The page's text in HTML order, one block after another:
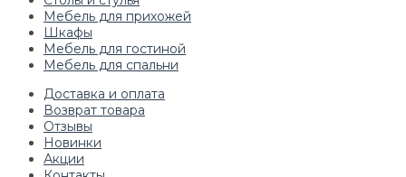
Мебель для прихожей
Шкафы
Мебель для гостиной
Мебель для спальни
Доставка и оплата
Возврат товара
Отзывы
Новинки
Акции